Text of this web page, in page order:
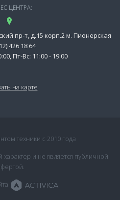
ЦЕНТРА:
пр-т, д.15 корп.2 м. Пионерская
426 18 64
Пт-Вс: 11:00 - 19:00
на карте
техники с 2010 года
и не является публичной